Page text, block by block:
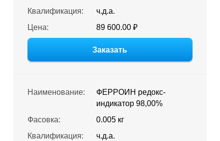
Квалификация:
ч.д.а.
Цена:
89 600.00 ₽
Заказать
Наименование:
ФЕРРОИН редокс-
индикатор 98,00%
Фасовка:
0.005 кг
Квалификация:
ч.д.а.